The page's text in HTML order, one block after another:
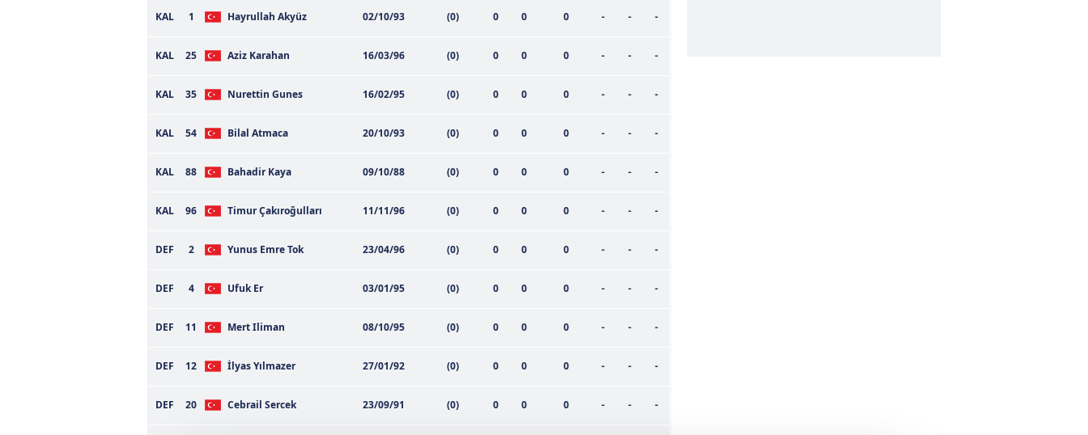
KAL 1 Hayrullah Akyüz 02/10/93 (0) 0 0 0 - - -
KAL 25 Aziz Karahan 16/03/96 (0) 0 0 0 - - -
KAL 35 Nurettin Gunes 16/02/95 (0) 0 0 0 - - -
KAL 54 Bilal Atmaca 20/10/93 (0) 0 0 0 - - -
KAL 88 Bahadir Kaya 09/10/88 (0) 0 0 0 - - -
KAL 96 Timur Çakıroğulları 11/11/96 (0) 0 0 0 - - -
DEF 2 Yunus Emre Tok 23/04/96 (0) 0 0 0 - - -
DEF 4 Ufuk Er 03/01/95 (0) 0 0 0 - - -
DEF 11 Mert Iliman 08/10/95 (0) 0 0 0 - - -
DEF 12 İlyas Yılmazer 27/01/92 (0) 0 0 0 - - -
DEF 20 Cebrail Sercek 23/09/91 (0) 0 0 0 - - -